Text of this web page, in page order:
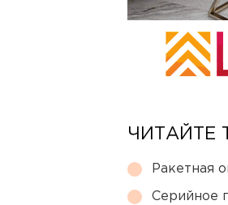
ЧИТАЙТЕ
Ракетная
Серийное